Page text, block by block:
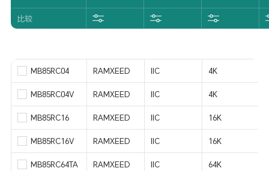
比较
MB85RC04 RAMXEED IIC 4K
MB85RC04V RAMXEED IIC 4K
MB85RC16 RAMXEED IIC 16K
MB85RC16V RAMXEED IIC 16K
MB85RC64TA RAMXEED IIC 64K